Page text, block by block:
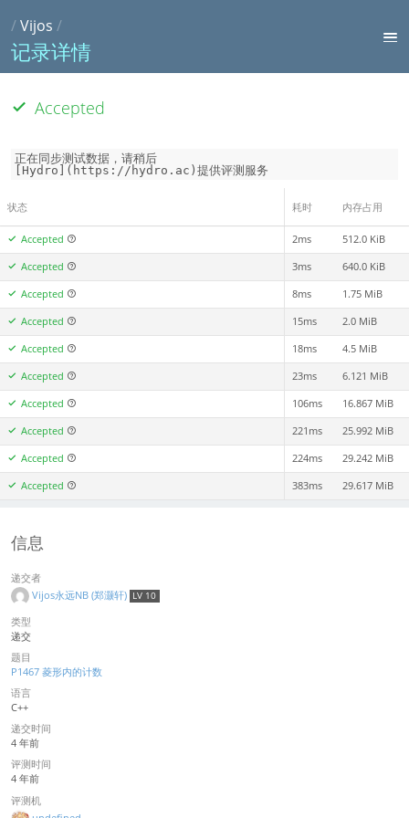
/Vijos /
记录详情
Accepted
正在同步测试数据，请稍后
[Hydro](https://hydro.ac)提供评测服务
状态 耗时 内存占用
Accepted 2ms 512.0 KiB
Accepted 3ms 640.0 KiB
Accepted 8ms 1.75 MiB
Accepted 15ms 2.0 MiB
Accepted 18ms 4.5 MiB
Accepted 23ms 6.121 MiB
Accepted 106ms 16.867 MiB
Accepted 221ms 25.992 MiB
Accepted 224ms 29.242 MiB
Accepted 383ms 29.617 MiB
信息
递交者
Vijos永远NB (郑灏轩) LV 10
类型
递交
题目
P1467 菱形内的计数
语言
C++
递交时间
4 年前
评测时间
4 年前
评测机